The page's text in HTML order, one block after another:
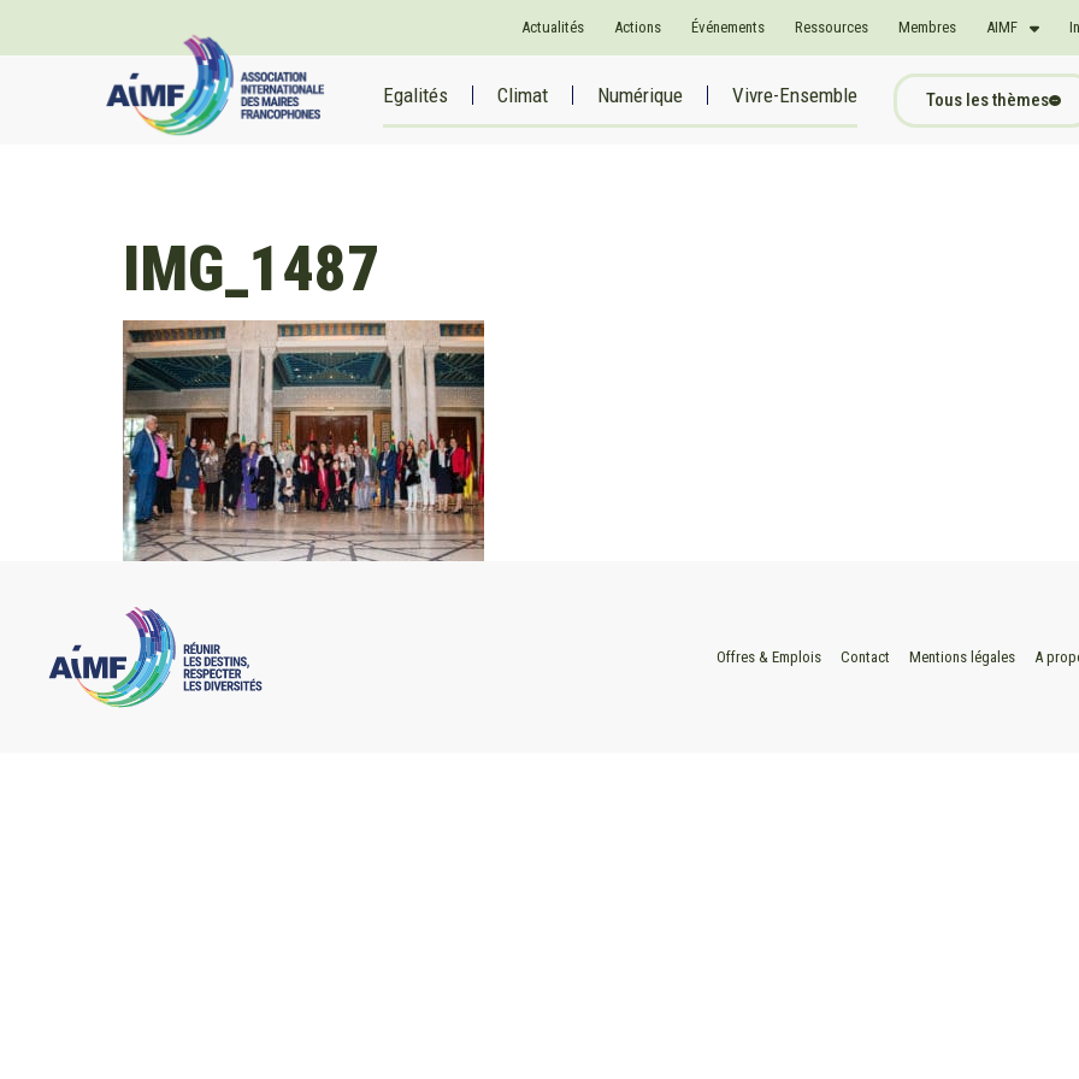
Actualités Actions Événements Ressources Membres AIMF
Egalités Climat Numérique Vivre-Ensemble Tous les thèmes
IMG_1487
Offres & Emplois Contact Mentions légales A